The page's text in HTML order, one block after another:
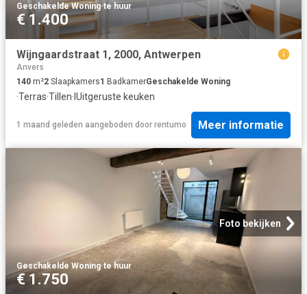
Geschakelde Woning·te huur
€ 1.400
Wijngaardstraat 1, 2000, Antwerpen
Anvers
140 m²2 Slaapkamers1 BadkamerGeschakelde Woning
·Terras·Tillen· IUitgeruste keuken
1 maand geleden aangeboden door rentumo Meer informatie
Foto bekijken
Geschakelde Woning·te huur
€ 1.750